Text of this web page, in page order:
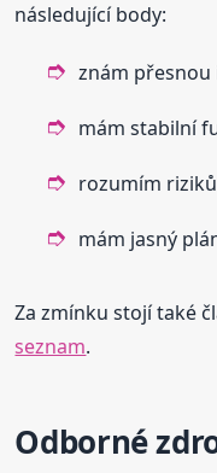
následující body:
znám
mám stabilní
rozumím
mám jasný
Za zmínku stojí také
seznam.
Odborné